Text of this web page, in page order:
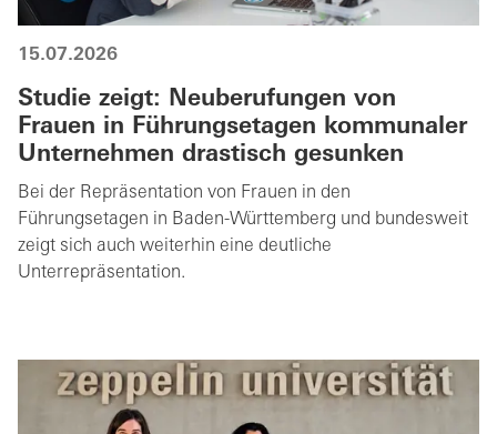
15.07.2026
Studie zeigt: Neuberufungen von
Frauen in Führungsetagen kommunaler
Unternehmen drastisch gesunken
Bei der Repräsentation von Frauen in den
Führungsetagen in Baden-Württemberg und bundesweit
zeigt sich auch weiterhin eine deutliche
Unterrepräsentation.